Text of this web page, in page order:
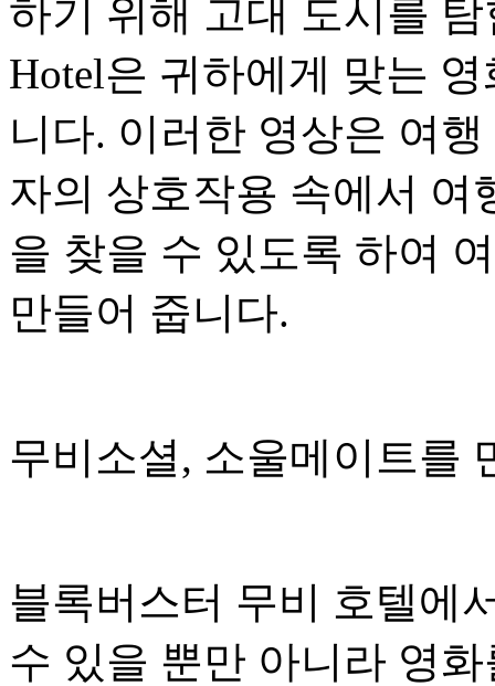
하기 위해 고대 도시를
Hotel은 귀하에게 맞는
니다. 이러한 영상은 여
자의 상호작용 속에서 여
을 찾을 수 있도록 하여
만들어 줍니다.
무비소셜, 소울메이트를
블록버스터 무비 호텔에
수 있을 뿐만 아니라 영